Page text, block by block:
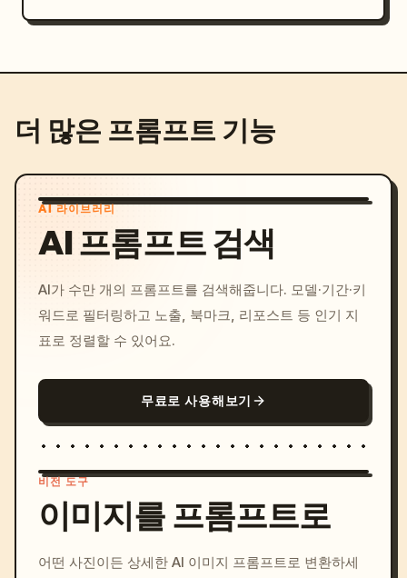
더 많은 프롬프트 기능
AI 라이브러리
AI 프롬프트 검색
AI가 수만 개의 프롬프트를 검색해줍니다. 모델·기간·키
워드로 필터링하고 노출, 북마크, 리포스트 등 인기 지
표로 정렬할 수 있어요.
무료로 사용해보기
c, cyberpunk sunset, neon
비전 도구
이미지를 프롬프트로
어떤 사진이든 상세한 AI 이미지 프롬프트로 변환하세